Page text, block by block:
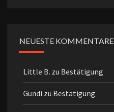
NEUESTE KOMMENTARE
Little B. zu Bestätigung
Gundi zu Bestätigung